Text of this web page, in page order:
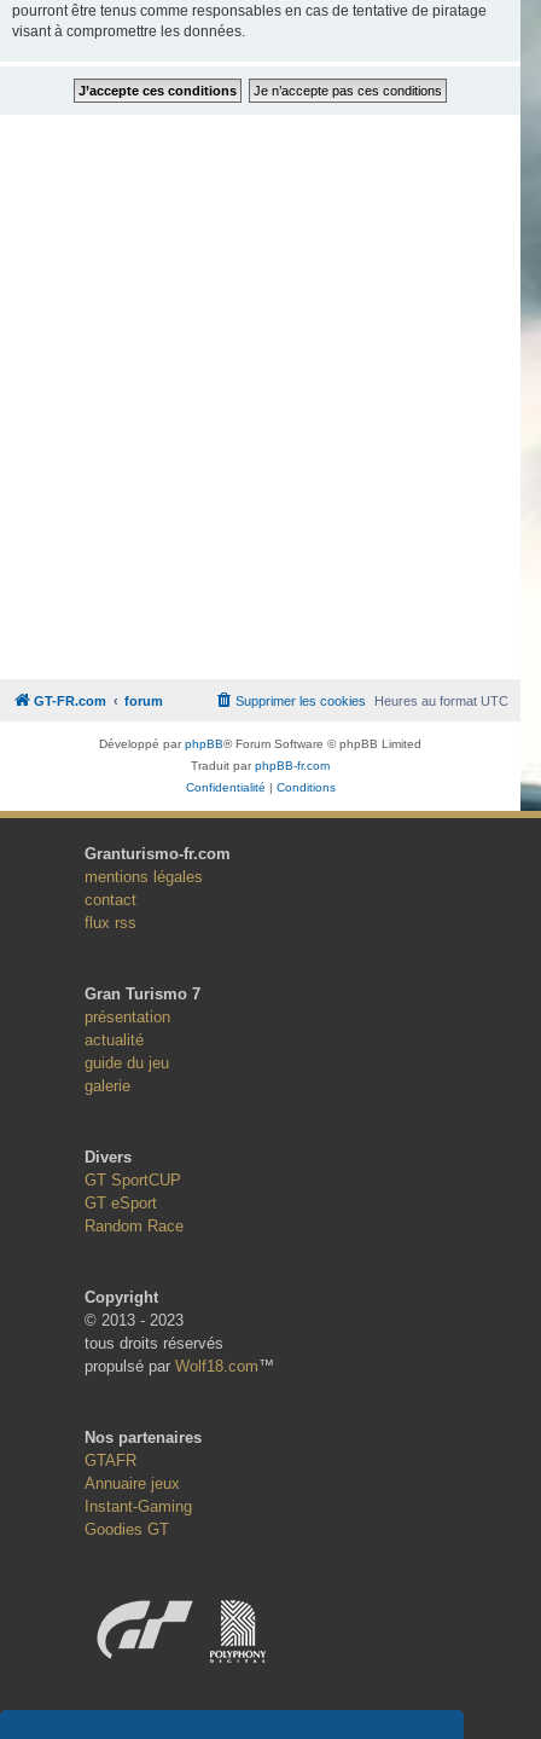
pourront être tenus comme responsables en cas de tentative de piratage
visant à compromettre les données.
GT-FR.com forum Heures au formatUTC
Supprimer les cookies
Développé parphpBB® Forum Software © phpBB Limited
Traduit parphpBB-fr.com
Confidentialité | Conditions
Granturismo-fr.com
mentions légales
contact
flux rss
Gran Turismo 7
présentation
actualité
guide du jeu
galerie
Divers
GT SportCUP
GT eSport
Random Race
Copyright
© 2013 - 2023
tous droits réservés
propulsé par Wolf18.com™
Nos partenaires
GTAFR
Annuaire jeux
Instant-Gaming
Goodies GT